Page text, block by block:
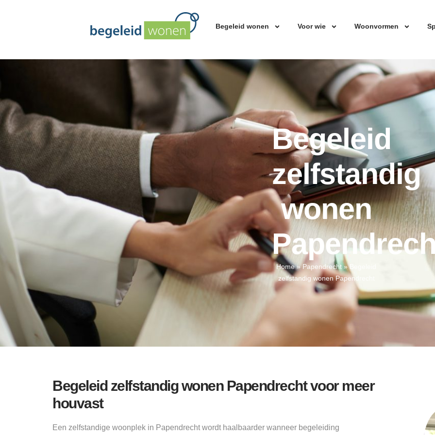
Begeleid wonen Voor wie Woonvormen
Begeleid
zelfstandig
wonen
Home» Papendrecht »Begeleid
zelfstandig wonen Papendrecht
Begeleid zelfstandig wonen Papendrecht voor meer
houvast
Een zelfstandige woonplek in Papendrecht wordt haalbaarder wanneer begeleiding